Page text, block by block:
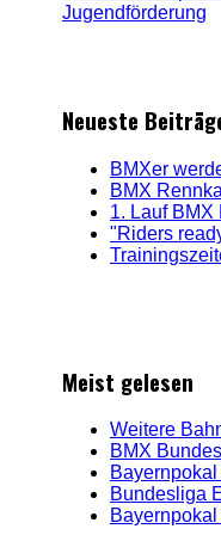
Neueste
BMXer
BMX
1. Lauf
"Riders
Meist gelesen
Weitere
BMX
Bundesliga